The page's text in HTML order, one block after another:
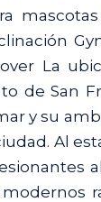
La
de San
y su
Al